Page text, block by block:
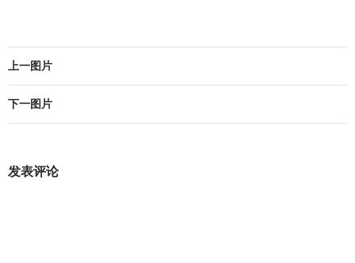
上一图片
下一图片
发表评论